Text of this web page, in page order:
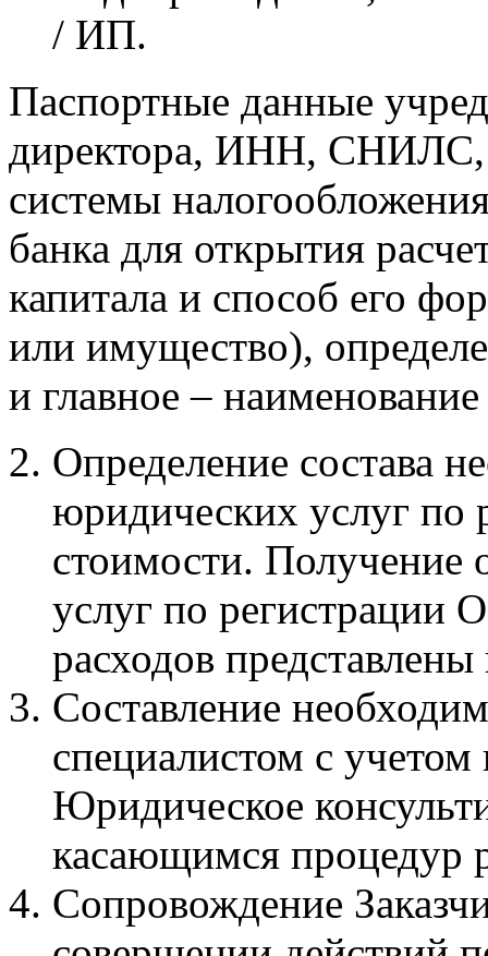
/ ИП.
Паспортные данные
директора, ИНН,
системы
банка для открытия
капитала и способ его
или имущество),
и главное –
Определение состава
юридических услуг
стоимости. Получение
услуг по
расходов
Составление
специалистом с учетом
Юридическое
касающимся
Сопровождение